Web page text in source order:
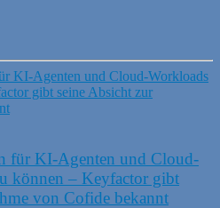
für KI-Agenten und Cloud-
können – Keyfactor gibt
von Cofide bekannt